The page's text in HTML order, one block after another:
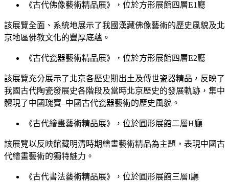
《古代佛像藝術精品展》，位於方形展館四層E1廳
該展覽全面、系統地展示了我國漢藏佛像藝術的歷史風貌及北
京地區佛教文化的豐厚底蘊。
《古代瓷器藝術精品展》，位於方形展館四層E2廳
該展覽充分展示了北京各歷史期出土及傳世瓷器精品，反映了
我國古代陶瓷發展史各階段及當時北京歷史的發展軌跡，集中
體現了中國瑰寶–中國古代瓷器藝術的歷史風貌。
《古代繪畫藝術精品展》，位於圓形展館二層H廳
該展覽以反映館藏明清時期繪畫藝術精品為主題，表現中國古
代繪畫藝術的獨特魅力。
《古代書法藝術精品展》，位於圓形展館三層I廳